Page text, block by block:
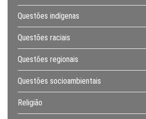
Questões indígenas
Questões raciais
Questões regionais
Questões socioambientais
Religião